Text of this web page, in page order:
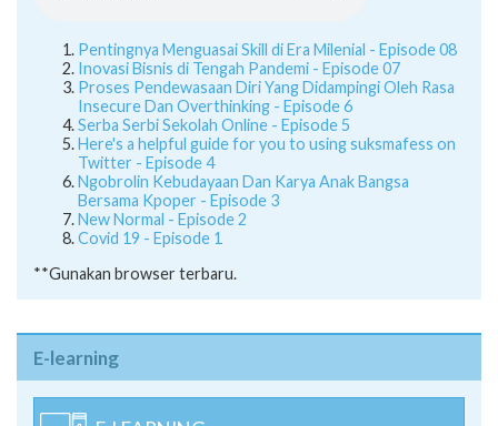
Pentingnya Menguasai Skill di Era Milenial - Episode 08
Inovasi Bisnis di Tengah Pandemi - Episode 07
Proses Pendewasaan Diri Yang Didampingi Oleh Rasa
Insecure Dan Overthinking - Episode 6
Serba Serbi Sekolah Online - Episode 5
Here's a helpful guide for you to using suksmafess on
Twitter - Episode 4
Ngobrolin Kebudayaan Dan Karya Anak Bangsa
Bersama Kpoper - Episode 3
New Normal - Episode 2
Covid 19 - Episode 1
**Gunakan browser terbaru.
E-learning